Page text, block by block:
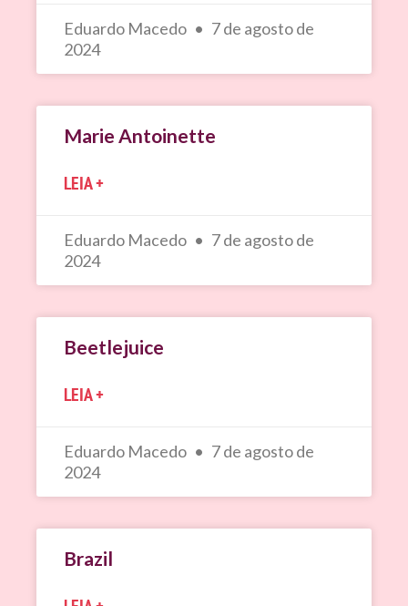
Eduardo Macedo
7 de agosto de
2024
Marie Antoinette
LEIA +
Eduardo Macedo
7 de agosto de
2024
Beetlejuice
LEIA +
Eduardo Macedo
7 de agosto de
2024
Brazil